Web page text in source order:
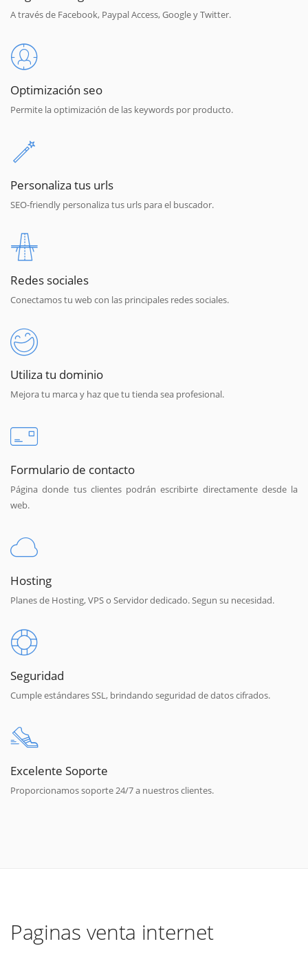
A través de Facebook, Paypal Access, Google y Twitter.
Optimización seo
Permite la optimización de las keywords por producto.
Personaliza tus urls
SEO-friendly personaliza tus urls para el buscador.
Redes sociales
Conectamos tu web con las principales redes sociales.
Utiliza tu dominio
Mejora tu marca y haz que tu tienda sea profesional.
Formulario de contacto
Página donde tus clientes podrán escribirte directamente desde la
web.
Hosting
Planes de Hosting, VPS o Servidor dedicado. Segun su necesidad.
Seguridad
Cumple estándares SSL, brindando seguridad de datos cifrados.
Excelente Soporte
Proporcionamos soporte 24/7 a nuestros clientes.
Paginas venta internet